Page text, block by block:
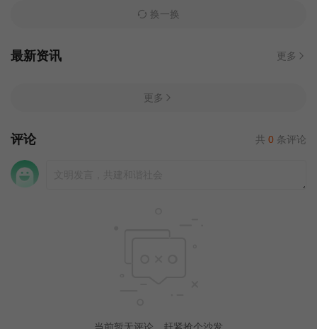
换一换
最新资讯 更多
更多
评论 共 0 条评论
当前暂无评论，赶紧抢个沙发